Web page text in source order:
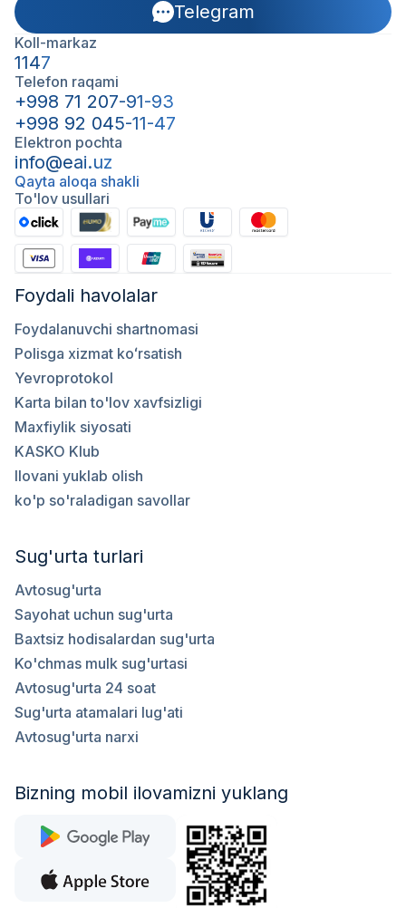
Telegram
Koll-markaz
1147
Telefon raqami
+998 71 207-91-93
+998 92 045-11-47
Elektron pochta
info@eai.uz
Qayta aloqa shakli
To'lov usullari
Foydali havolalar
Foydalanuvchi shartnomasi
Polisga xizmat koʻrsatish
Yevroprotokol
Karta bilan to'lov xavfsizligi
Maxfiylik siyosati
KASKO Klub
Ilovani yuklab olish
ko'p so'raladigan savollar
Sug'urta turlari
Avtosug'urta
Sayohat uchun sug'urta
Baxtsiz hodisalardan sug'urta
Ko'chmas mulk sug'urtasi
Avtosug'urta 24 soat
Sug'urta atamalari lug'ati
Avtosug'urta narxi
Bizning mobil ilovamizni yuklang